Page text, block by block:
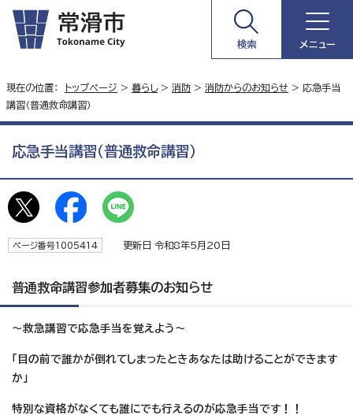
検索 メニュー
現在の位置： トップページ > 暮らし> 消防 > 消防からのお知らせ > 応急手当
講習（普通救命講習）
応急手当講習（普通救命講習）
ページ番号1005414 更新日 令和8年5月20日
普通救命講習参加者募集のお知らせ
～救急講習で応急手当を覚えよう～
「目の前で誰かが倒れてしまったときあなたは助けることができます
か」
特別な資格がなくても誰にでも行えるのが応急手当です！！